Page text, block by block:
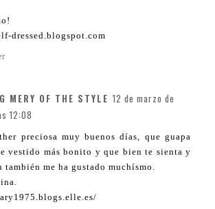
dressed.blogspot.com
MERY OF THE STYLE 12 de marzo de
12:08
preciosa muy buenos días, que guapa
vestido más bonito y que bien te sienta y
también me ha gustado muchísmo.